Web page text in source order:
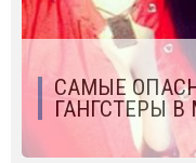
САМЫЕ
ГАНГСТЕРЫ В